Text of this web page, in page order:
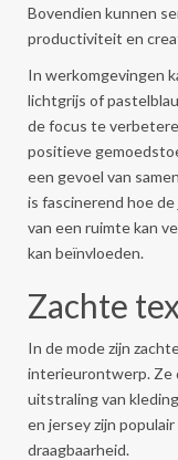
Bovendien kunnen
productiviteit en
In werkomgevingen
lichtgrijs of
de focus te
positieve
een gevoel van
is fascinerend hoe
van een ruimte kan
kan beïnvloeden.
Zachte
In de mode zijn
interieurontwerp. Ze
uitstraling van
en jersey zijn
draagbaarheid.